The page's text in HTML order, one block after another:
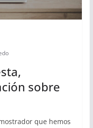
sobre
que hemos